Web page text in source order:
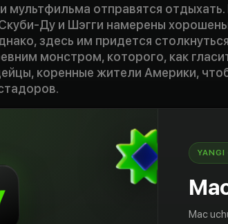
мультфильма отправятся
Ду и Шэгги намерены
здесь им придется
монстром, которого, как
коренные жители Америки,
YANGI
Mac